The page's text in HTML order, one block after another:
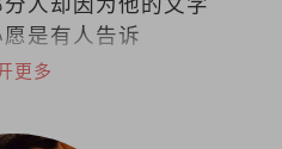
是有人告诉
章而爱上阅读
更多